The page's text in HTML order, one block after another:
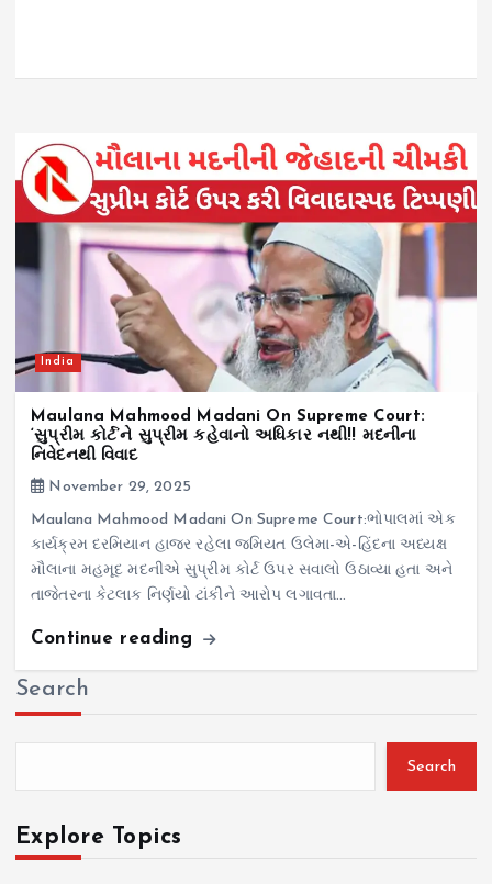
India
Maulana Mahmood Madani On Supreme Court:
‘સુપ્રીમ કોર્ટ’ને સુપ્રીમ કહેવાનો અધિકાર નથી!! મદનીના
નિવેદનથી વિવાદ
November 29, 2025
Maulana Mahmood Madani On Supreme Court:ભોપાલમાં એક
કાર્યક્રમ દરમિયાન હાજર રહેલા જમિયત ઉલેમા-એ-હિંદના અધ્યક્ષ
મૌલાના મહમૂદ મદનીએ સુપ્રીમ કોર્ટ ઉપર સવાલો ઉઠાવ્યા હતા અને
તાજેતરના કેટલાક નિર્ણયો ટાંકીને આરોપ લગાવતા…
Continue reading
Search
Search
Explore Topics